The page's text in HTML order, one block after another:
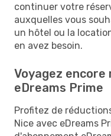
continuer votre
auxquelles vous
un hôtel ou la
en avez besoin.
Voyagez encore
eDreams Prime
Profitez de
Nice avec eDreams